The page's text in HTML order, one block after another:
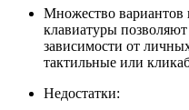
Множество вариантов
клавиатуры
зависимости от
тактильные или
Недостатки: